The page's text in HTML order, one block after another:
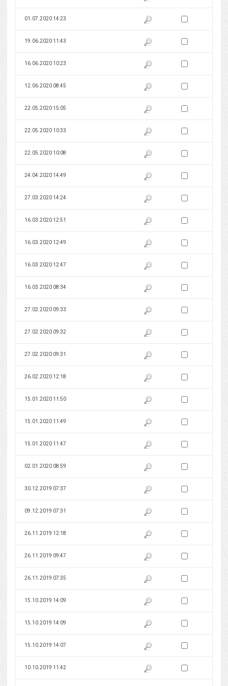
01.07.2020 14:23 Pokaż podgląd wersji z dnia
Zaznacz wersję do
19.06.2020 11:43 Pokaż podgląd wersji z dnia
Zaznacz wersję do
16.06.2020 10:23 Pokaż podgląd wersji z dnia
Zaznacz wersję do
12.06.2020 08:45 Pokaż podgląd wersji z dnia
Zaznacz wersję do
22.05.2020 15:05 Pokaż podgląd wersji z dnia
Zaznacz wersję do
22.05.2020 10:33 Pokaż podgląd wersji z dnia
Zaznacz wersję do
22.05.2020 10:08 Pokaż podgląd wersji z dnia
Zaznacz wersję do
24.04.2020 14:49 Pokaż podgląd wersji z dnia
Zaznacz wersję do
27.03.2020 14:24 Pokaż podgląd wersji z dnia
Zaznacz wersję do
16.03.2020 12:51 Pokaż podgląd wersji z dnia
Zaznacz wersję do
16.03.2020 12:49 Pokaż podgląd wersji z dnia
Zaznacz wersję do
16.03.2020 12:47 Pokaż podgląd wersji z dnia
Zaznacz wersję do
16.03.2020 08:34 Pokaż podgląd wersji z dnia
Zaznacz wersję do
27.02.2020 09:33 Pokaż podgląd wersji z dnia
Zaznacz wersję do
27.02.2020 09:32 Pokaż podgląd wersji z dnia
Zaznacz wersję do
27.02.2020 09:31 Pokaż podgląd wersji z dnia
Zaznacz wersję do
26.02.2020 12:18 Pokaż podgląd wersji z dnia
Zaznacz wersję do
15.01.2020 11:50 Pokaż podgląd wersji z dnia
Zaznacz wersję do
15.01.2020 11:49 Pokaż podgląd wersji z dnia
Zaznacz wersję do
15.01.2020 11:47 Pokaż podgląd wersji z dnia
Zaznacz wersję do
02.01.2020 08:59 Pokaż podgląd wersji z dnia
Zaznacz wersję do
30.12.2019 07:37 Pokaż podgląd wersji z dnia
Zaznacz wersję do
09.12.2019 07:31 Pokaż podgląd wersji z dnia
Zaznacz wersję do
26.11.2019 12:18 Pokaż podgląd wersji z dnia
Zaznacz wersję do
26.11.2019 09:47 Pokaż podgląd wersji z dnia
Zaznacz wersję do
26.11.2019 07:35 Pokaż podgląd wersji z dnia
Zaznacz wersję do
15.10.2019 14:09 Pokaż podgląd wersji z dnia
Zaznacz wersję do
15.10.2019 14:09 Pokaż podgląd wersji z dnia
Zaznacz wersję do
15.10.2019 14:07 Pokaż podgląd wersji z dnia
Zaznacz wersję do
10.10.2019 11:42 Pokaż podgląd wersji z dnia
Zaznacz wersję do